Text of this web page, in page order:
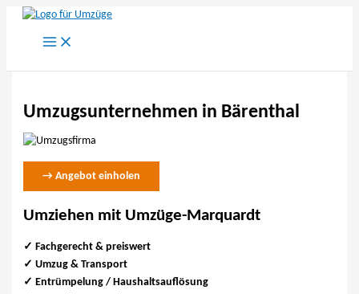
Zum
springen
Umzugsunternehmen in Bärenthal
→ Angebot einholen
Umziehen mit Umzüge-Marquardt
✓ Fachgerecht & preiswert
✓ Umzug & Transport
✓ Entrümpelung / Haushaltsauflösung